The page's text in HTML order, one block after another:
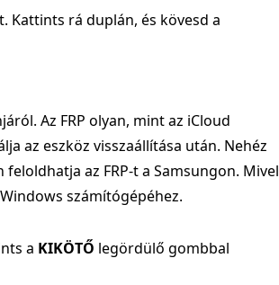
Kattints rá duplán, és kövesd a
Az FRP olyan, mint az iCloud
az eszköz visszaállítása után. Nehéz
feloldhatja az FRP-t a Samsungon. Mivel
számítógépéhez.
a KIKÖTŐ legördülő gombbal